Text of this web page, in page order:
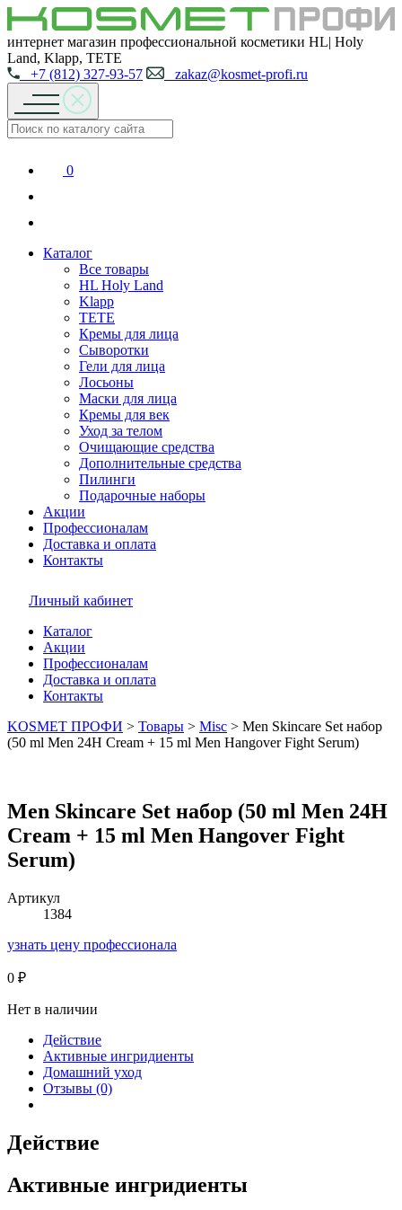
интернет магазин профессиональной косметики HL| Holy
Land, Klapp, TETE
+7 (812) 327-93-57
zakaz@kosmet-profi.ru
0
Каталог
Все товары
HL Holy Land
Klapp
TETE
Кремы для лица
Сыворотки
Гели для лица
Лосьоны
Маски для лица
Кремы для век
Уход за телом
Очищающие средства
Дополнительные средства
Пилинги
Подарочные наборы
Акции
Профессионалам
Доставка и оплата
Контакты
Личный кабинет
Каталог
Акции
Профессионалам
Доставка и оплата
Контакты
KOSMET ПРОФИ > Товары > Misc > Men Skincare Set набор
(50 ml Men 24H Cream + 15 ml Men Hangover Fight Serum)
Men Skincare Set набор (50 ml Men 24H
Cream + 15 ml Men Hangover Fight
Serum)
Артикул
1384
узнать цену профессионала
0 ₽
Нет в наличии
Действие
Активные ингридиенты
Домашний уход
Отзывы (0)
Действие
Активные ингридиенты